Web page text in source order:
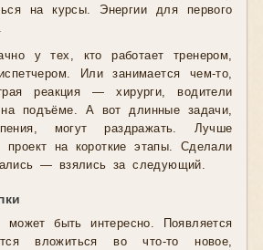
на курсы. Энергии для первого
у тех, кто работает тренером,
Или занимается чем-то,
реакция — хирурги, водители
подъёме. А вот длинные задачи,
могут раздражать. Лучше
проект на короткие этапы. Сделали
— взялись за следующий.
быть интересно. Появляется
вложиться во что-то новое,